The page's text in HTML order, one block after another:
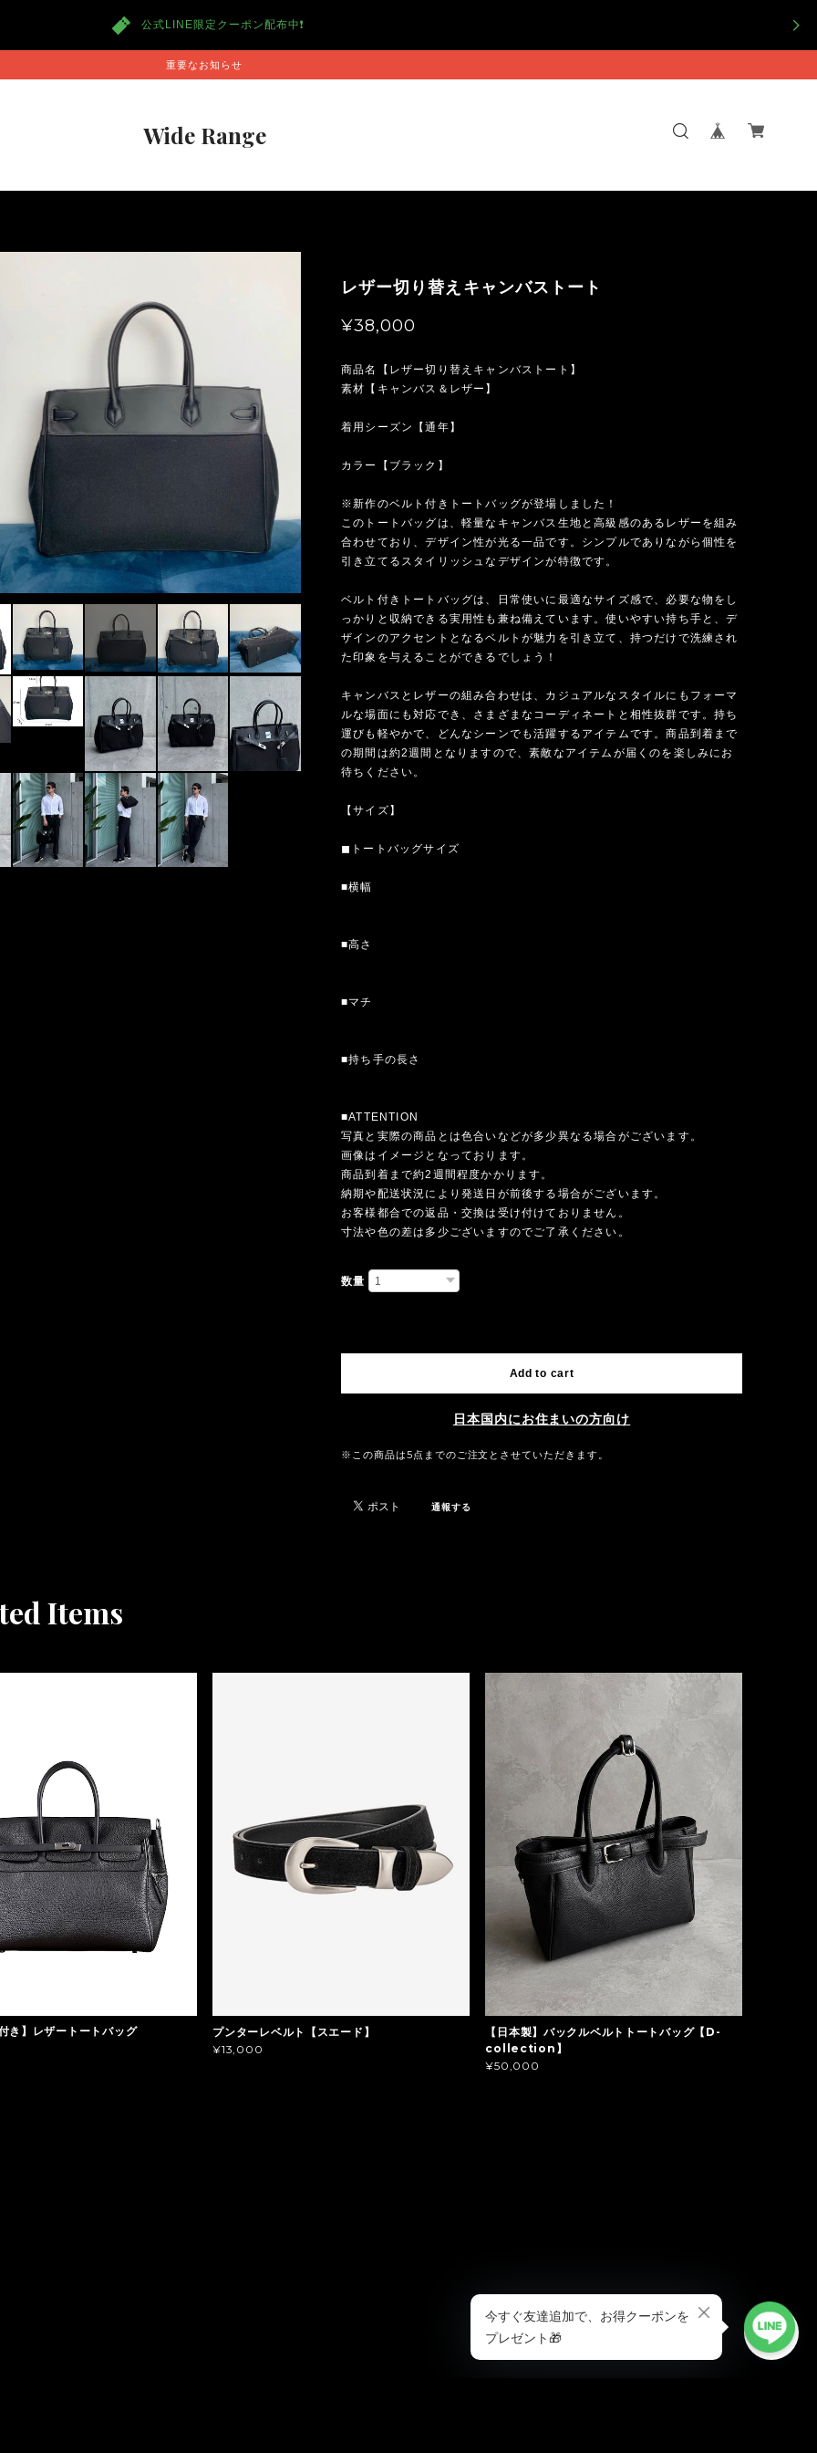
公式LINE限定クーポン配布中❗️
重要なお知らせ
Wide Range
レザー切り替えキャンバストート
¥38,000
商品名【レザー切り替えキャンバストート】
素材【キャンバス＆レザー】
着用シーズン【通年】
カラー【ブラック】
※新作のベルト付きトートバッグが登場しました！
このトートバッグは、軽量なキャンバス生地と高級感のあるレザーを組み
合わせており、デザイン性が光る一品です。シンプルでありながら個性を
引き立てるスタイリッシュなデザインが特徴です。
ベルト付きトートバッグは、日常使いに最適なサイズ感で、必要な物をし
っかりと収納できる実用性も兼ね備えています。使いやすい持ち手と、デ
ザインのアクセントとなるベルトが魅力を引き立て、持つだけで洗練され
た印象を与えることができるでしょう！
キャンバスとレザーの組み合わせは、カジュアルなスタイルにもフォーマ
ルな場面にも対応でき、さまざまなコーディネートと相性抜群です。持ち
運びも軽やかで、どんなシーンでも活躍するアイテムです。商品到着まで
の期間は約2週間となりますので、素敵なアイテムが届くのを楽しみにお
待ちください。
【サイズ】
◼︎トートバッグサイズ
■横幅
■高さ
■マチ
■持ち手の長さ
■ATTENTION
写真と実際の商品とは色合いなどが多少異なる場合がございます。
画像はイメージとなっております。
商品到着まで約2週間程度かかります。
納期や配送状況により発送日が前後する場合がございます。
お客様都合での返品・交換は受け付けておりません。
寸法や色の差は多少ございますのでご了承ください。
数量
Add to cart
日本国内にお住まいの方向け
※この商品は5点までのご注文とさせていただきます。
通報する
Items
き】レザートートバッグ
プンターレベルト【スエード】
¥13,000
【日本製】バックルベルトトートバッグ【D-
collection】
¥50,000